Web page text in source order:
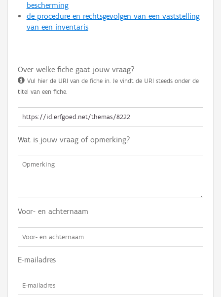
bescherming
de procedure en rechtsgevolgen van een vaststelling
van een inventaris
Over welke fiche gaat jouw vraag?
Vul hier de URI van de fiche in. Je vindt de URI steeds onder de
titel van een fiche.
Wat is jouw vraag of opmerking?
Voor- en achternaam
E-mailadres